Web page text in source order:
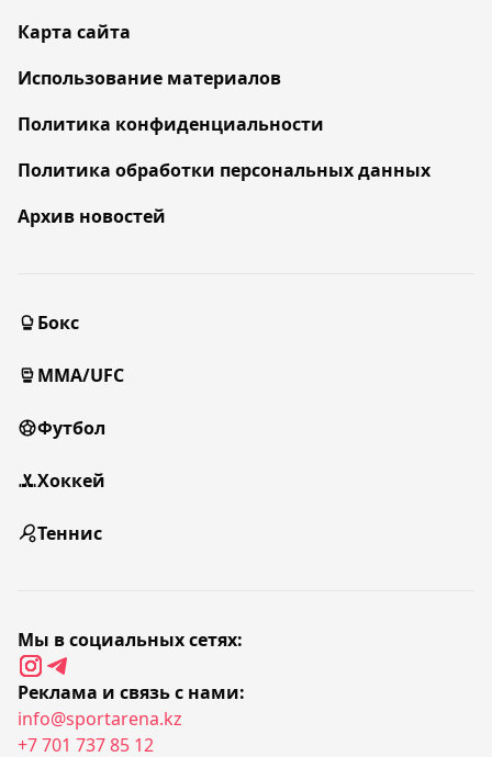
Карта сайта
Использование материалов
Политика конфиденциальности
Политика обработки персональных данных
Архив новостей
Бокс
MMA/UFC
Футбол
Хоккей
Теннис
Мы в социальных сетях:
Реклама и связь с нами:
info@sportarena.kz
+7 701 737 85 12